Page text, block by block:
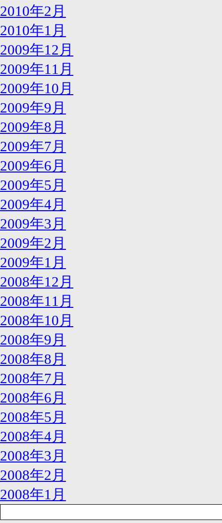
2010年2月
2010年1月
2009年12月
2009年11月
2009年10月
2009年9月
2009年8月
2009年7月
2009年6月
2009年5月
2009年4月
2009年3月
2009年2月
2009年1月
2008年12月
2008年11月
2008年10月
2008年9月
2008年8月
2008年7月
2008年6月
2008年5月
2008年4月
2008年3月
2008年2月
2008年1月